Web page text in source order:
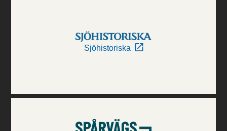
Sjöhistoriska